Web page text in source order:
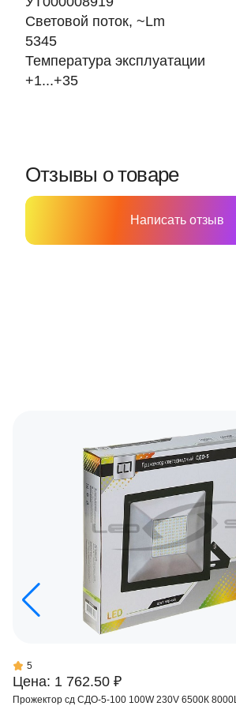
Световой поток, ~Lm
5345
Температура эксплуатации
+1...+35
Отзывы о товаре
Написать отзыв
Цена: 1 762.50 ₽
5
Прожектор сд СДО-5-100 100W 230V 6500К